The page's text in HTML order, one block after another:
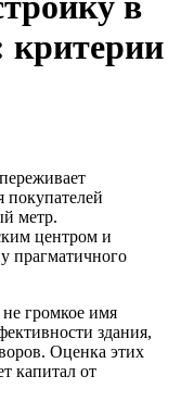
критерии
покупателей
метр.
центром и
прагматичного
громкое имя
здания,
Оценка этих
капитал от